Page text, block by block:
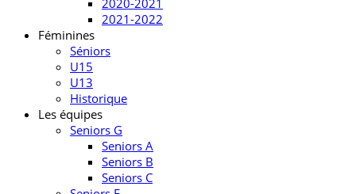
2020-2021
2021-2022
Féminines
Séniors
U15
U13
Historique
Les équipes
Seniors G
Seniors A
Seniors B
Seniors C